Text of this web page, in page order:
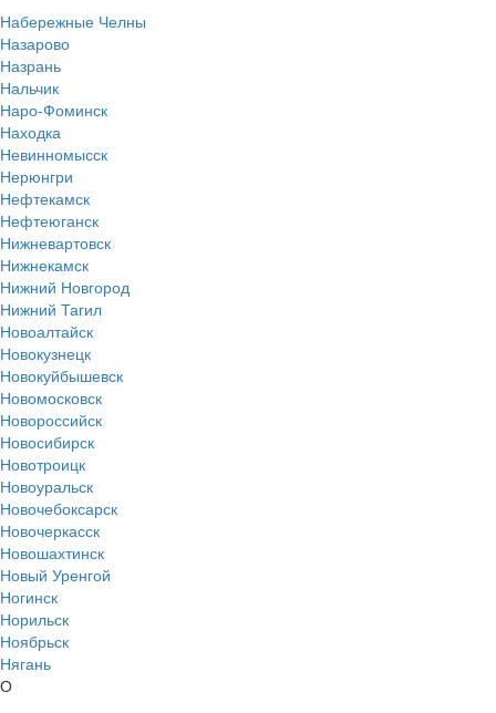
Набережные Челны
Назарово
Назрань
Нальчик
Наро-Фоминск
Находка
Невинномысск
Нерюнгри
Нефтекамск
Нефтеюганск
Нижневартовск
Нижнекамск
Нижний Новгород
Нижний Тагил
Новоалтайск
Новокузнецк
Новокуйбышевск
Новомосковск
Новороссийск
Новосибирск
Новотроицк
Новоуральск
Новочебоксарск
Новочеркасск
Новошахтинск
Новый Уренгой
Ногинск
Норильск
Ноябрьск
Нягань
О